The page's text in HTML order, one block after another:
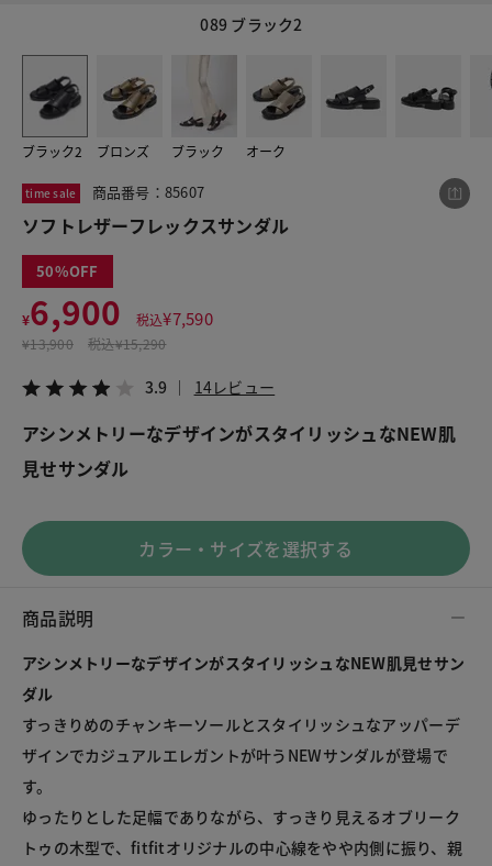
089 ブラック2
ブラック2 ブロンズ ブラック オーク
time sale 商品番号：85607
ソフトレザーフレックスサンダル
50
¥6,900 税込¥7,590
¥13,900 税込¥15,290
3.9 14レビュー
アシンメトリーなデザインがスタイリッシュなNEW肌
見せサンダル
カラー・サイズを選択する
商品説明
アシンメトリーなデザインがスタイリッシュなNEW肌見せサン
ダル
すっきりめのチャンキーソールとスタイリッシュなアッパーデ
ザインでカジュアルエレガントが叶うNEWサンダルが登場で
す。
ゆったりとした足幅でありながら、すっきり見えるオブリーク
トゥの木型で、fitfitオリジナルの中心線をやや内側に振り、親
この商品をシェアする
¥6,900
税込¥7,590